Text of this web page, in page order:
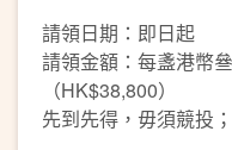
請領日期：即日起
請領金額：每盞港幣
（HK$38,800）
先到先得，毋須競投